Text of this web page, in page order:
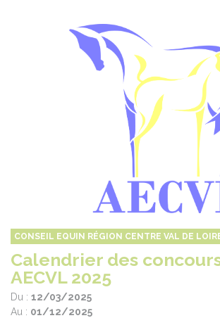
CONSEIL EQUIN RÉGION CENTRE VAL DE
Calendrier des
AECVL 2025
Du : 12/03/2025
Au : 01/12/2025